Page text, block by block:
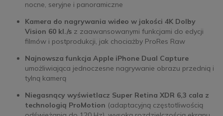
nocne, seryjne i panoramiczne
Kamera do nagrywania wideo w jakości 4K Dolby
Vision 60 kl./sz zaawansowanymi funkcjami do edycji
filmów i postprodukcji, jak chociażby ProRes Raw
Najnowsza funkcja Apple iPhone Dual Capture
umożliwiająca jednoczesne nagrywanie obrazu przednią i
tylną kamerą
Niegasnący wyświetlacz Super Retina XDR 6,3 cala z
technologią ProMotion (adaptacyjną częstotliwością